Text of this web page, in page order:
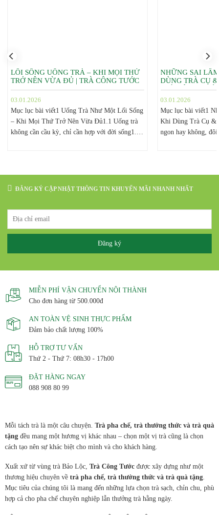
LỐI SỐNG UỐNG TRÀ – KHI MỌI THỨ
TRỞ NÊN VỪA ĐỦ | TRÀ CÔNG TƯỚC
03.01.2026
Mục lục bài viết1 Uống Trà Như Một Lối Sống
– Khi Mọi Thứ Trở Nên Vừa Đủ1.1 Uống trà
không cần cầu kỳ, chỉ cần hợp với đời sống1.2
NHỮNG SAI
DÙNG TRÀ CỤ
TRÀ CÔNG
03.01.2026
Mục lục bài viết1
Khi Dùng Trà Cụ &
ngon hay không,
Sai lầm1.3.2...
ĐĂNG KÝ CẬP NHẬT THÔNG TIN KHUYẾN MÃI NHANH NHẤT
MIỄN PHÍ VẬN CHUYỂN NỘI THÀNH
Cho đơn hàng từ 500.000đ
AN TOÀN VỆ SINH THỰC PHẨM
Đảm bảo chất lượng 100%
HỖ TRỢ TƯ VẤN
Thứ 2 - Thứ 7: 08h30 - 17h00
ĐẶT HÀNG NGAY
088 908 80 99
Mỗi tách trà là một câu chuyện. Trà pha chế, trà thưởng thức và trà quà
tặngđều mang một hương vị khác nhau – chọn một vị trà cũng là chọn
cách tạo nên sự khác biệt cho mình và cho khách hàng.
Xuất xứ từ vùng trà Bảo Lộc, Trà Công Tướcđược xây dựng như một
thương hiệu chuyên về trà pha chế, trà thưởng thức và trà quà tặng.
Mục tiêu của chúng tôi là mang đến những lựa chọn trà sạch, chỉn chu, phù
hợp cả cho pha chế chuyên nghiệp lẫn thưởng trà hằng ngày.